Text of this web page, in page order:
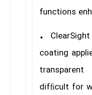
functions
•
coating
difﬁcult for